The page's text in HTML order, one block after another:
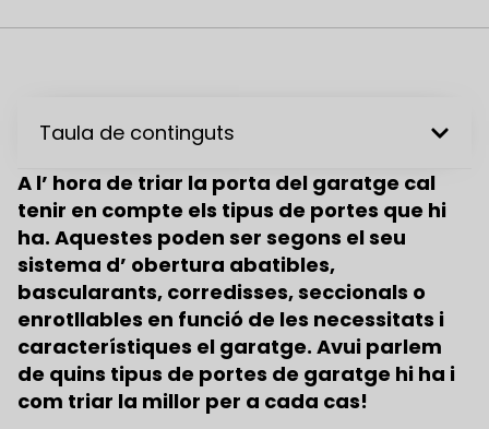
Taula de continguts
A l’ hora de triar la porta del garatge cal
tenir en compte els tipus de portes que hi
ha. Aquestes poden ser segons el seu
sistema d’ obertura abatibles,
bascularants, corredisses, seccionals o
enrotllables en funció de les necessitats i
característiques el garatge. Avui parlem
de quins tipus de portes de garatge hi ha i
com triar la millor per a cada cas!